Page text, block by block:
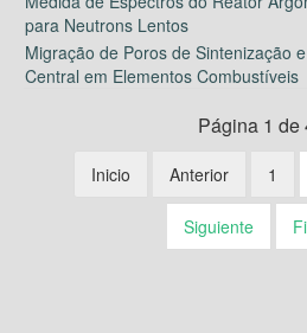
para Neutrons Lentos
Migração de Poros de Sintenização
Central em Elementos Combustíveis
Página 1 de
Inicio Anterior 1
Siguiente